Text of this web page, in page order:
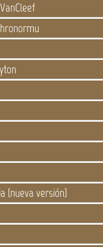
(nueva versión)